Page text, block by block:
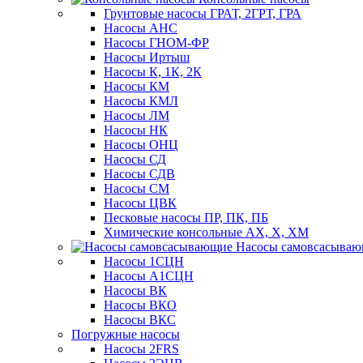
Грунтовые насосы ГРАТ, 2ГРТ, ГРА
Насосы АНС
Насосы ГНОМ-ФР
Насосы Иртыш
Насосы К, 1К, 2К
Насосы КМ
Насосы КМЛ
Насосы ЛМ
Насосы НК
Насосы ОНЦ
Насосы СД
Насосы СДВ
Насосы СМ
Насосы ЦВК
Песковые насосы ПР, ПК, ПБ
Химические консольные АХ, Х, ХМ
Насосы
Насосы 1СЦН
Насосы А1СЦН
Насосы ВК
Насосы ВКО
Насосы ВКС
Погружные насосы
Насосы 2FRS